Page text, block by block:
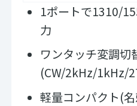
1ポートで1310/
力
ワンタッチ変調切
(CW/2kHz/1kHz/
軽量コンパクト(名